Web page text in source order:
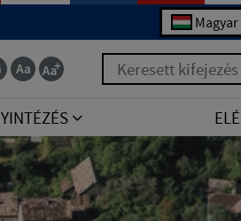
Magyar
Keresett kifejezés